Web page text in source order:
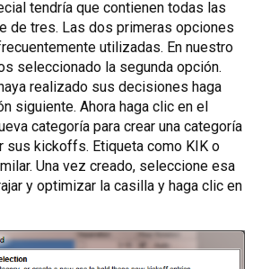
tendría que contienen todas las
de tres. Las dos primeras opciones
utilizadas. En nuestro
seleccionado la segunda opción.
realizado sus decisiones haga
siguiente. Ahora haga clic en el
categoría para crear una categoría
sus kickoffs. Etiqueta como KIK o
Una vez creado, seleccione esa
y optimizar la casilla y haga clic en